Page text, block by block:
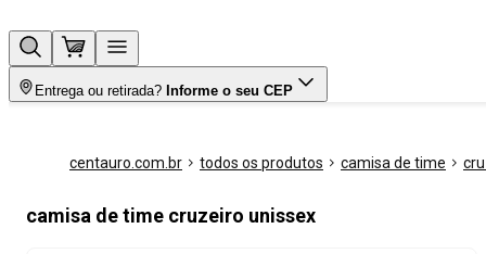
Entrega ou retirada? Informe o seu CEP
centauro.com.br todos os produtos camisa de time
camisa de time cruzeiro unissex